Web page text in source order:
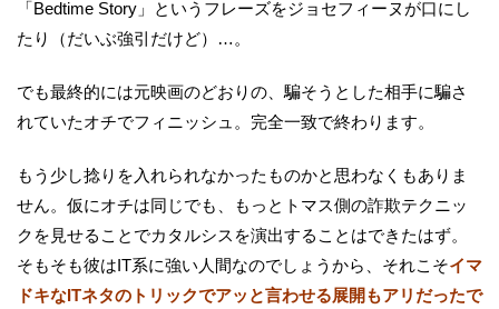
「Bedtime Story」というフレーズをジョセフィーヌが口にし
たり（だいぶ強引だけど）…。
でも最終的には元映画のどおりの、騙そうとした相手に騙さ
れていたオチでフィニッシュ。完全一致で終わります。
もう少し捻りを入れられなかったものかと思わなくもありま
せん。仮にオチは同じでも、もっとトマス側の詐欺テクニッ
クを見せることでカタルシスを演出することはできたはず。
そもそも彼はIT系に強い人間なのでしょうから、それこそイマ
ドキなITネタのトリックでアッと言わせる展開もアリだったで